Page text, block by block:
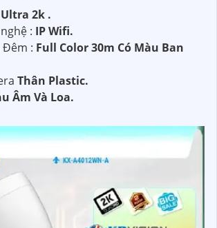
Ultra 2k .
: IP Wifi.
Đêm : Full Color 30m Có Màu Ban
Thân Plastic.
Âm Và Loa.